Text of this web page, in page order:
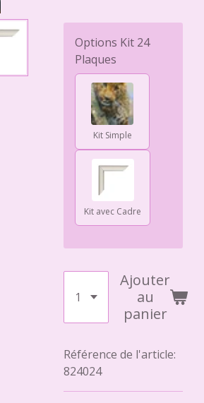
Options Kit 24
Plaques
Kit Simple
Kit avec Cadre
Ajouter
au
panier
Référence de l'article:
824024